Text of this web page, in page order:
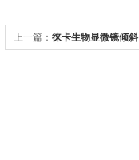
上一篇： 徕卡生物显微镜倾